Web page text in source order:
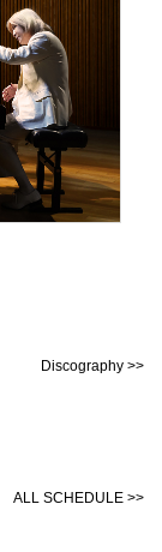
Discography >>
ALL SCHEDULE >>